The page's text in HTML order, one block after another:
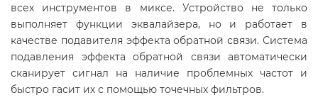
всех инструментов в миксе. Устройство не только
выполняет функции эквалайзера, но и работает в
качестве подавителя эффекта обратной связи. Система
подавления эффекта обратной связи автоматически
сканирует сигнал на наличие проблемных частот и
быстро гасит их с помощью точечных фильтров.